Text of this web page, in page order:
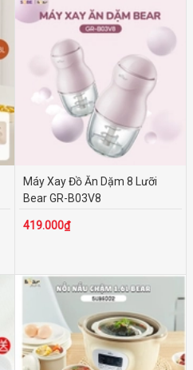
Máy Xay Đồ Ăn Dặm 8 Lưỡi
Bear GR-B03V8
419.000₫